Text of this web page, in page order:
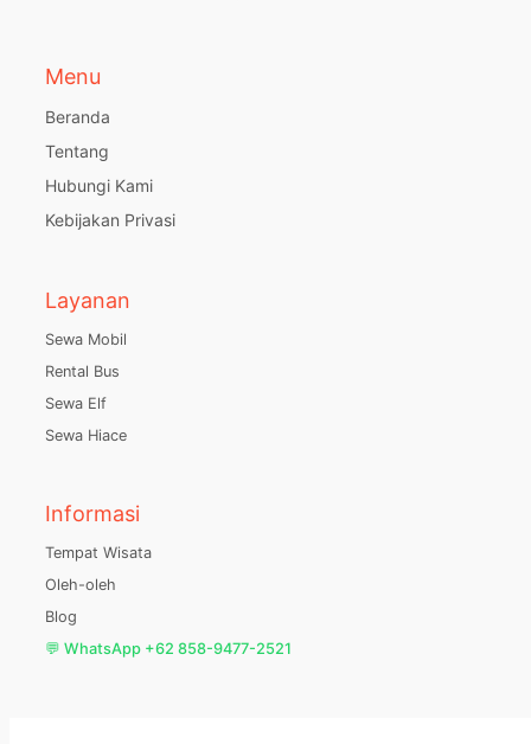
Menu
Beranda
Tentang
Hubungi Kami
Kebijakan Privasi
Layanan
Sewa Mobil
Rental Bus
Sewa Elf
Sewa Hiace
Informasi
Tempat Wisata
Oleh-oleh
Blog
💬 WhatsApp +62 858-9477-2521